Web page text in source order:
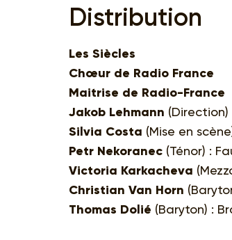
Distribution
Les Siècles
Chœur de Radio France
Maitrise de Radio-France
Jakob Lehmann (Direction)
Silvia Costa (Mise en
Petr Nekoranec (Ténor) :
Victoria Karkacheva
Christian Van Horn
Thomas Dolié (Baryton) :